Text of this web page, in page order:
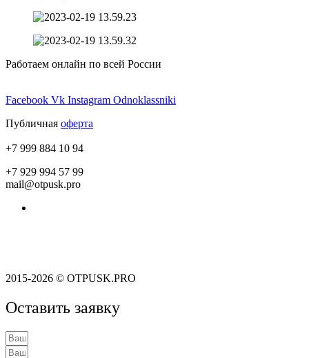
Работаем онлайн по всей России
Facebook Vk Instagram Odnoklassniki
Публичная оферта
+7 999 884 10 94
+7 929 994 57 99
mail@otpusk.pro
2015-2026 © OTPUSK.PRO
Оставить заявку